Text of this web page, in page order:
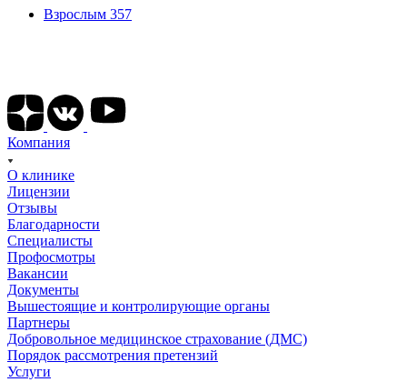
Взрослым 357
Компания
О клинике
Лицензии
Отзывы
Благодарности
Специалисты
Профосмотры
Вакансии
Документы
Вышестоящие и контролирующие органы
Партнеры
Добровольное медицинское страхование (ДМС)
Порядок рассмотрения претензий
Услуги